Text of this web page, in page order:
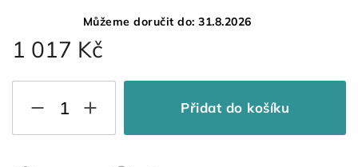
1 017 Kč
Můžeme doručit do: 31.8.2026
Přidat do košíku